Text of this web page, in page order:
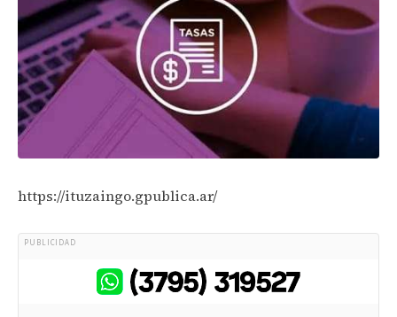
https://ituzaingo.gpublica.ar/
PUBLICIDAD